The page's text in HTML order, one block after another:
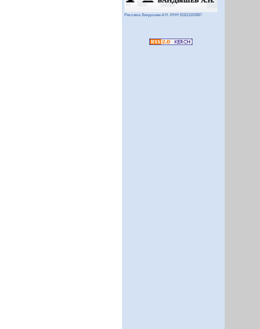
Реклама: Вандышев А.Н. ИНН 911113162887